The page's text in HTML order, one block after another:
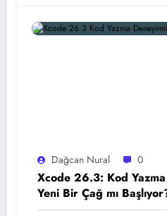
Dağcan Nural 0
Xcode 26.3: Kod
Yeni Bir Çağ mı